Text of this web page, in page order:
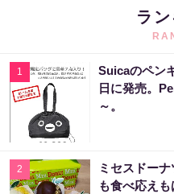
ラ
1
Suicaのペン
日に発売。
～。
2
ミセスドー
も食べ応えも